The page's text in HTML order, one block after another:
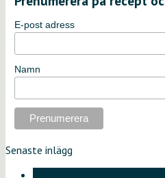
E-post adress
Namn
Senaste inlägg